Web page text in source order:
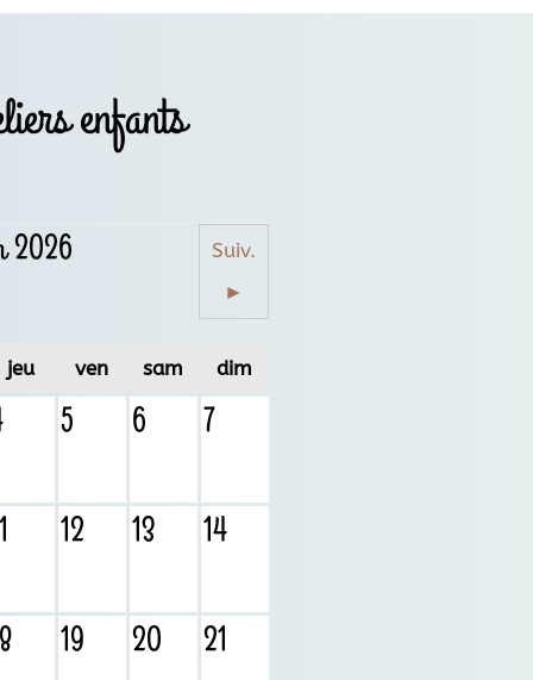
enfants
2026
Suiv.
►
jeu ven sam dim
5 6 7
12 13 14
19 20 21